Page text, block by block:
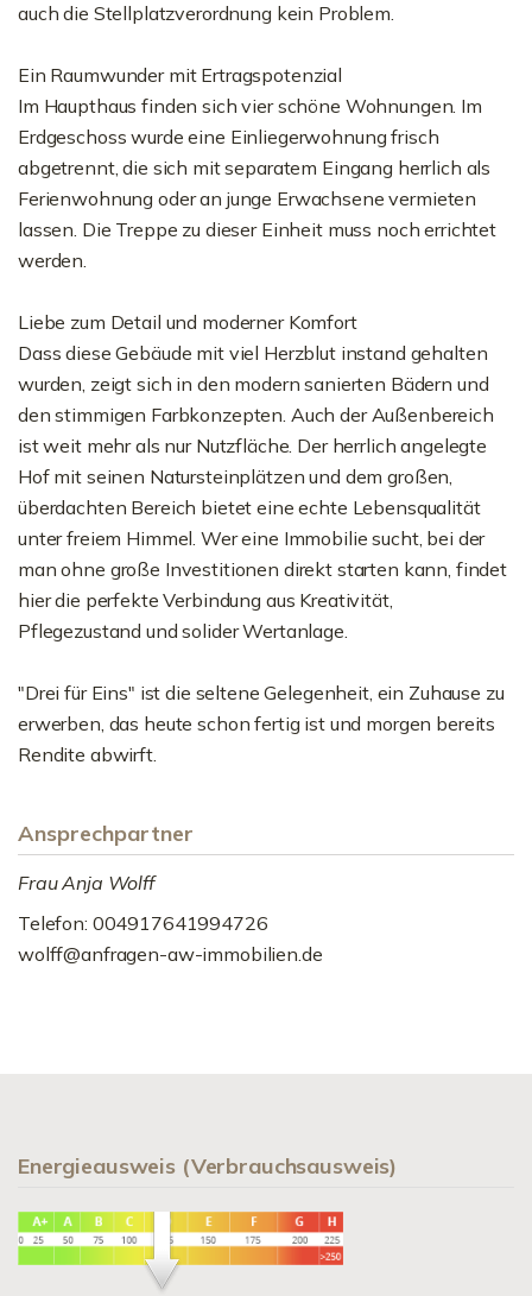
auch die Stellplatzverordnung kein Problem.
Ein Raumwunder mit Ertragspotenzial
Im Haupthaus finden sich vier schöne Wohnungen. Im
Erdgeschoss wurde eine Einliegerwohnung frisch
abgetrennt, die sich mit separatem Eingang herrlich als
Ferienwohnung oder an junge Erwachsene vermieten
lassen. Die Treppe zu dieser Einheit muss noch errichtet
werden.
Liebe zum Detail und moderner Komfort
Dass diese Gebäude mit viel Herzblut instand gehalten
wurden, zeigt sich in den modern sanierten Bädern und
den stimmigen Farbkonzepten. Auch der Außenbereich
ist weit mehr als nur Nutzfläche. Der herrlich angelegte
Hof mit seinen Natursteinplätzen und dem großen,
überdachten Bereich bietet eine echte Lebensqualität
unter freiem Himmel. Wer eine Immobilie sucht, bei der
man ohne große Investitionen direkt starten kann, findet
hier die perfekte Verbindung aus Kreativität,
Pflegezustand und solider Wertanlage.
"Drei für Eins" ist die seltene Gelegenheit, ein Zuhause zu
erwerben, das heute schon fertig ist und morgen bereits
Rendite abwirft.
Ansprechpartner
Frau Anja Wolff
Telefon: 004917641994726
wolff@anfragen-aw-immobilien.de
Energieausweis (Verbrauchsausweis)